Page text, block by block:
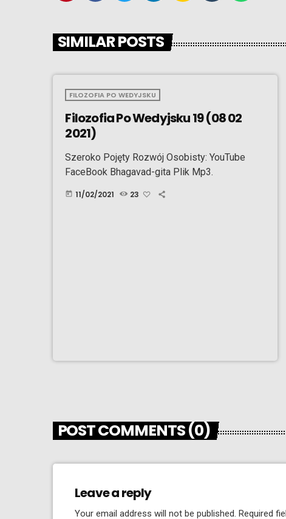
SIMILAR POSTS
FILOZOFIA PO WEDYJSKU
Filozofia Po Wedyjsku 19 (08 02
2021)
Szeroko Pojęty Rozwój Osobisty: YouTube
FaceBook Bhagavad-gita Plik Mp3.
today 11/02/2021 23
POST COMMENTS (0)
Leave a reply
Your email address will not be published. Required